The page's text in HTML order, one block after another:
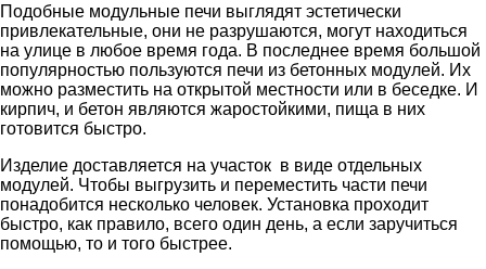
Подобные модульные печи выглядят эстетически
привлекательные, они не разрушаются, могут находиться
на улице в любое время года. В последнее время большой
популярностью пользуются печи из бетонных модулей. Их
можно разместить на открытой местности или в беседке. И
кирпич, и бетон являются жаростойкими, пища в них
готовится быстро.
Изделие доставляется на участок в виде отдельных
модулей. Чтобы выгрузить и переместить части печи
понадобится несколько человек. Установка проходит
быстро, как правило, всего один день, а если заручиться
помощью, то и того быстрее.